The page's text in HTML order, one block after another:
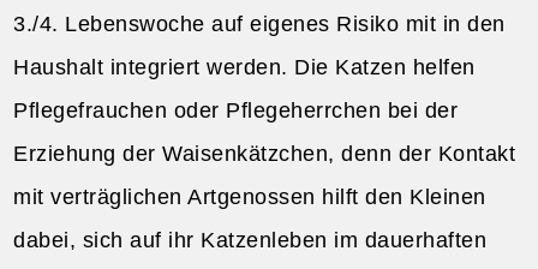
3./4. Lebenswoche auf eigenes Risiko mit in den
Haushalt integriert werden. Die Katzen helfen
Pflegefrauchen oder Pflegeherrchen bei der
Erziehung der Waisenkätzchen, denn der Kontakt
mit verträglichen Artgenossen hilft den Kleinen
dabei, sich auf ihr Katzenleben im dauerhaften